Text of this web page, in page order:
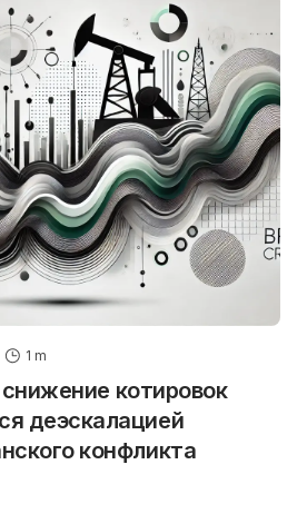
1 m
котировок
деэскалацией
конфликта